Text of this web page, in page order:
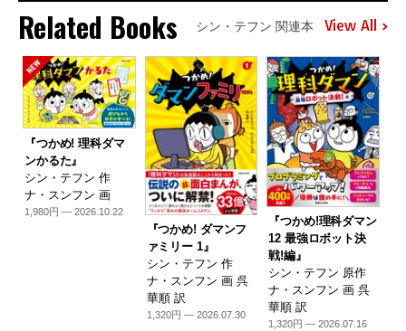
Related Books シン・テフン 関連本 View All
『つかめ! 理科ダマ
ンかるた』
シン・テフン 作
ナ・スンフン 画
1,980円 — 2026.10.22
『つかめ! ダマンフ
ァミリー 1』
シン・テフン 作
ナ・スンフン 画 呉
華順 訳
1,320円 — 2026.07.30
『つかめ!理科ダマン
12 最強ロボット決
戦!編』
シン・テフン 原作
ナ・スンフン 画 呉
華順 訳
1,320円 — 2026.07.16